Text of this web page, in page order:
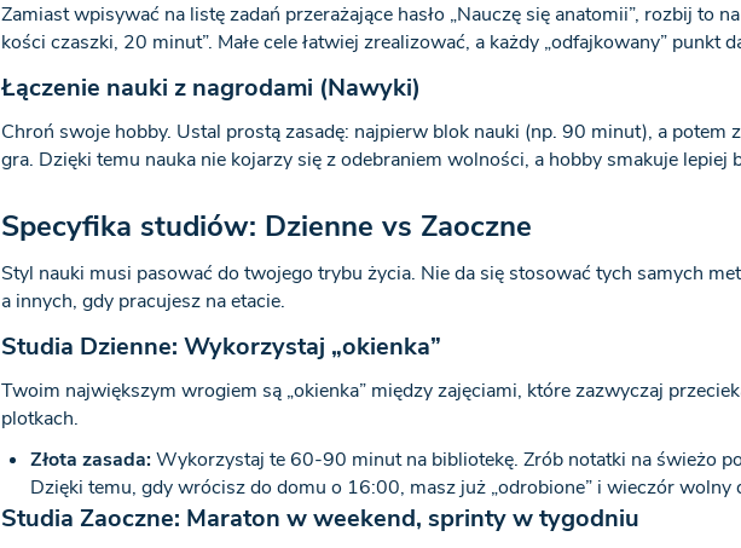
Zamiast wpisywać na listę zadań przerażające hasło „Nauczę się anatomii”, rozbij to
kości czaszki, 20 minut”. Małe cele łatwiej zrealizować, a każdy „odfajkowany” punkt
Łączenie nauki z nagrodami (Nawyki)
Chroń swoje hobby. Ustal prostą zasadę: najpierw blok nauki (np. 90 minut), a potem
gra. Dzięki temu nauka nie kojarzy się z odebraniem wolności, a hobby smakuje lepiej
Specyfika studiów: Dzienne vs Zaoczne
Styl nauki musi pasować do twojego trybu życia. Nie da się stosować tych samych
a innych, gdy pracujesz na etacie.
Studia Dzienne: Wykorzystaj „okienka”
Twoim największym wrogiem są „okienka” między zajęciami, które zazwyczaj
plotkach.
Złota zasada:Wykorzystaj te 60-90 minut na bibliotekę. Zrób notatki na świeżo
Dzięki temu, gdy wrócisz do domu o 16:00, masz już „odrobione” i wieczór wolny
Studia Zaoczne: Maraton w weekend, sprinty w tygodniu